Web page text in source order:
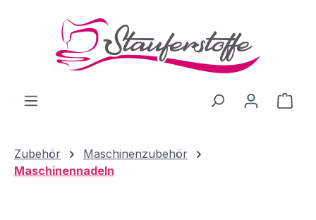
Zum Hauptinhalt springen
Zubehör
Maschinenzubehör
Maschinennadeln